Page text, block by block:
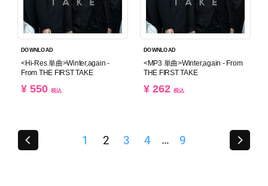
DOWNLOAD
<Hi-Res 単曲>Winter,again -
From THE FIRST TAKE
¥ 550 税込
DOWNLOAD
<MP3 単曲>Winter,again - From
THE FIRST TAKE
¥ 262 税込
1 2 3 4 … 9